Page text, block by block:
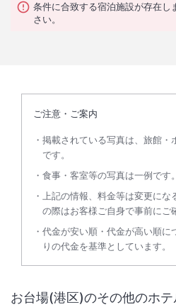
条件に合致する宿泊施設が存在し
さい。
ご注意・ご案内
掲載されている写真は、旅館・
です。
食事・客室等の写真は一例です。
上記の情報、料金等は変更に
の際はお客様ご自身で事前にご
代金が安い順・代金が高い順に
りの代金を基準としています。
お台場(港区)のその他のホ